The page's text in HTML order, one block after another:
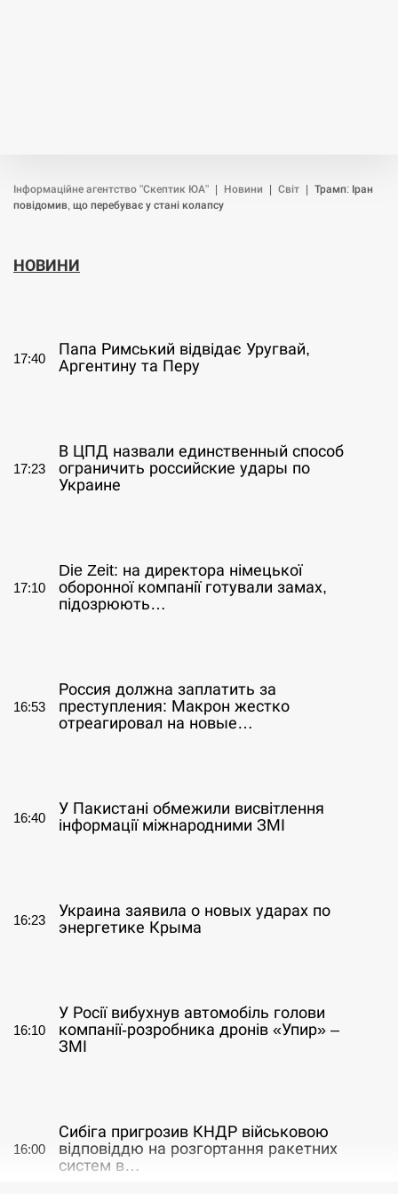
Інформаційне агентство "Скептик ЮА" Новини Світ
Трамп: Іран
повідомив, що перебуває у стані колапсу
НОВИНИ
17:40
Папа Римський відвідає Уругвай,
Аргентину та Перу
17:23
В ЦПД назвали единственный способ
ограничить российские удары по
Украине
17:10
Die Zeit: на директора німецької
оборонної компанії готували замах,
підозрюють…
16:53
Россия должна заплатить за
преступления: Макрон жестко
отреагировал на новые…
16:40
У Пакистані обмежили висвітлення
інформації міжнародними ЗМІ
16:23
Украина заявила о новых ударах по
энергетике Крыма
16:10
У Росії вибухнув автомобіль голови
компанії-розробника дронів «Упир» –
ЗМІ
16:00
Сибіга пригрозив КНДР військовою
відповіддю на розгортання ракетних
систем в…